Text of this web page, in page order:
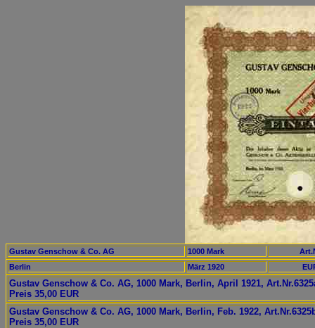
Gustav Genschow & Co. AG 1000 Mark
Berlin
März 1920
Gustav Genschow & Co. AG, 1000 Mark, Berlin, April 1921,
Preis 35,00 EUR
Gustav Genschow & Co. AG, 1000 Mark, Berlin, Feb. 1922,
Preis 35,00 EUR